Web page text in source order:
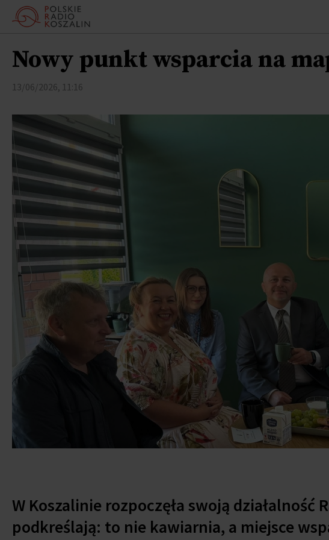
Nowy punkt wsparcia na
13/06/2026, 11:16
W Koszalinie rozpoczęła swoją działalność
podkreślają: to nie kawiarnia, a miejsce